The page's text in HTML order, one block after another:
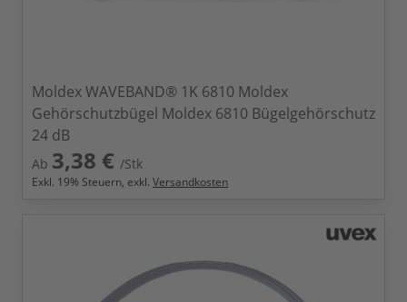
Moldex WAVEBAND® 1K 6810 Moldex
Gehörschutzbügel Moldex 6810 Bügelgehörschutz
24 dB
Ab 3,38 € /Stk
Exkl. 19% Steuern, exkl. Versandkosten